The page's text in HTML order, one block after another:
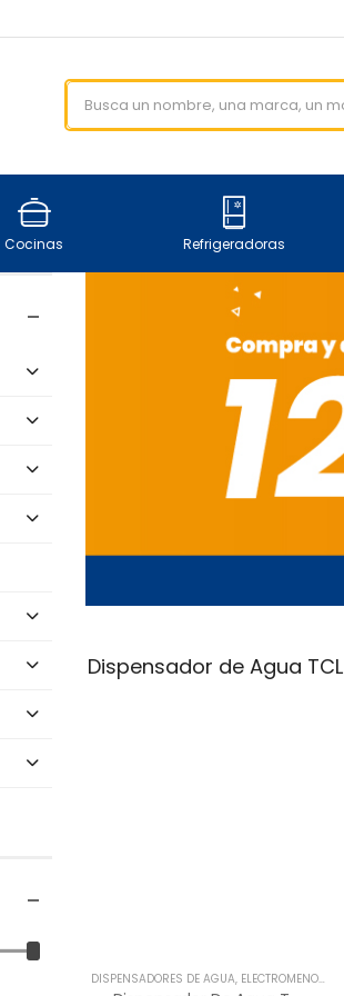
Cocinas Refrigeradoras
Dispensador de Agua TCL
DISPENSADORES DE AGUA, ELECTROMENORES